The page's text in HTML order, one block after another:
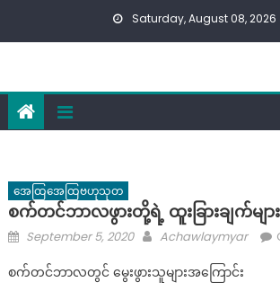
Saturday, August 08, 2026
အေထြအေထြဗဟုသုတ
စက်တင်ဘာလဖွားတို့ရဲ့ ထူးခြားချက်များ
Posted
September 5, 2020 Author
Achawlaymyar
စက်တင်ဘာလတွင် မွေးဖွားသူများအကြောင်း